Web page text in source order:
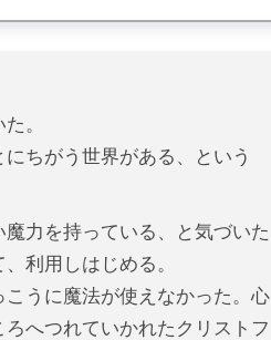
。
ちがう世界がある、という
力を持っている、と気づいた
利用しはじめる。
うに魔法が使えなかった。心
へつれていかれたクリストフ